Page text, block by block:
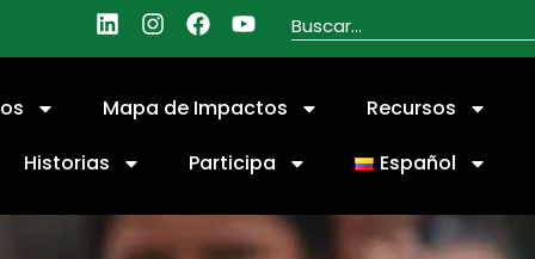
Mapa de Impactos
Recursos
Historias
Participa Español